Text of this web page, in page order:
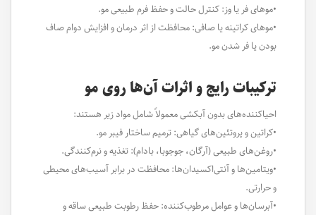
•موهای فر یا وز: کنترل حالت و حفظ فرم طبیعی مو.
•موهای کراتینه یا صافی: محافظت از اثر درمان و افزایش دوام صاف
بودن یا فر شدن مو.
ترکیبات رایج و اثرات آن‌ها روی مو
احیاکننده‌های بدون آبکشی معمولاً شامل مواد زیر هستند:
•کراتین و پروتئین‌های گیاهی: ترمیم ساختار فیبر مو.
•روغن‌های طبیعی (آرگان، جوجوبا، بادام): تغذیه و نرم‌کنندگی.
•ویتامین‌ها و آنتی‌اکسیدان‌ها: محافظت در برابر آسیب‌های محیطی
و حرارتی.
•آبرسان‌ها و عوامل مرطوب‌کننده: حفظ رطوبت طبیعی ساقه و